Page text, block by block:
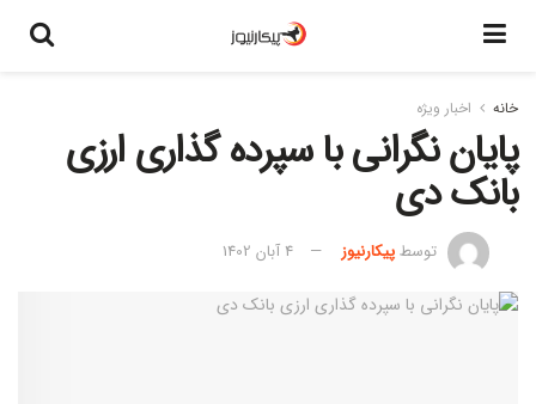
خانه اخبار ویژه
پایان نگرانی با سپرده گذاری ارزی
بانک دی
توسطپیکارنیوز 4 آبان 1402